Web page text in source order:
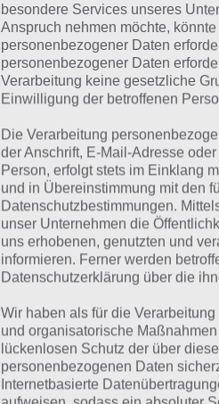
Du suchst eine andere
Tägliches BONUS Rätsel:
Rätsel aus dem Jahr 2019:
Zur Übersicht:4 Bilder 1
besondere Services unseres
Anspruch nehmen möchte,
personenbezogener Daten
personenbezogener Daten
Verarbeitung keine gesetzliche
Einwilligung der betroffenen
Die Verarbeitung
der Anschrift, E-Mail-Adresse
Person, erfolgt stets im Einklang
und in Übereinstimmung mit den
Datenschutzbestimmungen.
unser Unternehmen die
uns erhobenen, genutzten und
informieren. Ferner werden
Datenschutzerklärung über die
Wir haben als für die
und organisatorische
lückenlosen Schutz der über
personenbezogenen Daten
Internetbasierte